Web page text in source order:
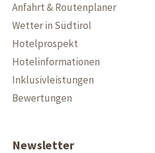
Anfahrt & Routenplaner
Wetter in Südtirol
Hotelprospekt
Hotelinformationen
Inklusivleistungen
Bewertungen
Newsletter